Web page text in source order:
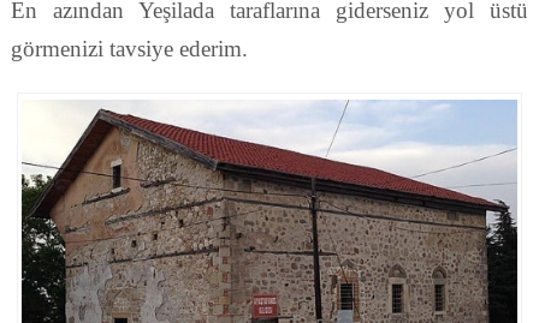
En azından Yeşilada taraflarına giderseniz yol üstü
görmenizi tavsiye ederim.